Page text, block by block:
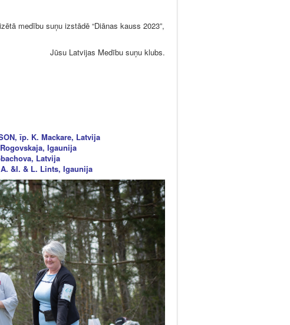
medību suņu izstādē “Diānas kauss 2023”,
Jūsu Latvijas Medību suņu klubs.
īp. K. Mackare, Latvija
Igaunija
Latvija
&I. & L. Lints, Igaunija